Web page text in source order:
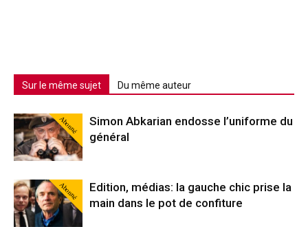
Sur le même sujet Du même auteur
Abonné
Simon Abkarian endosse l’uniforme du
général
Abonné
Edition, médias: la gauche chic prise la
main dans le pot de confiture